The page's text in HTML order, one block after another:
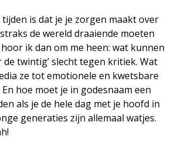
tijden is dat je je zorgen maakt over
de wereld draaiende moeten
ik dan om me heen: wat kunnen
de twintig’ slecht tegen kritiek. Wat
ze tot emotionele en kwetsbare
hoe moet je in godesnaam een
als je de hele dag met je hoofd in
generaties zijn allemaal watjes.